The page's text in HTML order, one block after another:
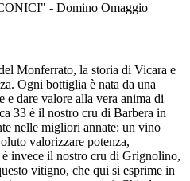
- Domino Omaggio
Monferrato, la storia di Vicara e
Ogni bottiglia è nata da una
e dare valore alla vera anima di
33 è il nostro cru di Barbera in
nelle migliori annate: un vino
valorizzare potenza,
invece il nostro cru di Grignolino,
vitigno, che qui si esprime in